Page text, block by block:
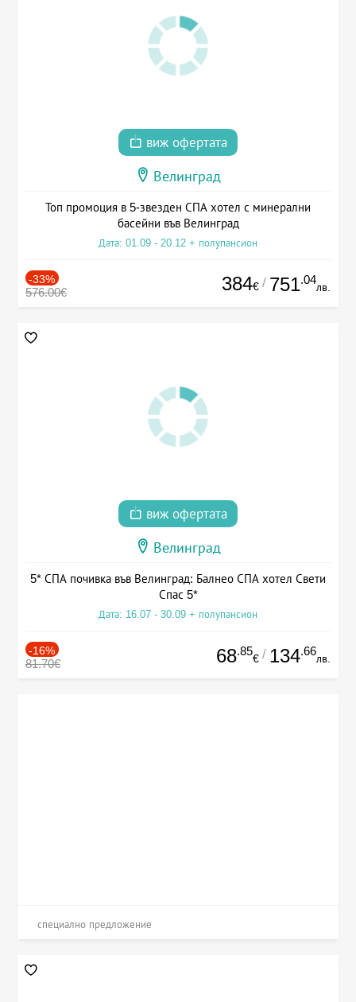
виж офертата
Велинград
Топ промоция в 5-звезден СПА хотел с минерални
басейни във Велинград
Дата: 01.09 - 20.12 + полупансион
-33%
576.00€ 384€ / 751.04
лв.
виж офертата
Велинград
5* СПА почивка във Велинград: Балнео СПА хотел Свети
Спас 5*
Дата: 16.07 - 30.09 + полупансион
-16%
81.70€ 68.85
€ / 134.66
лв.
специално предложение